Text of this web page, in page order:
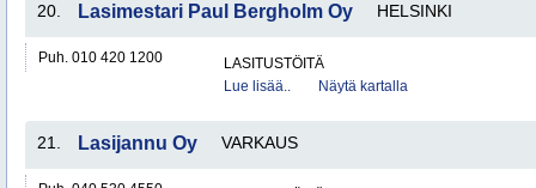
20. Lasimestari Paul Bergholm Oy HELSINKI
Puh. 010 420 1200
LASITUSTÖITÄ
Lue lisää..
Näytä kartalla
21. Lasijannu Oy VARKAUS